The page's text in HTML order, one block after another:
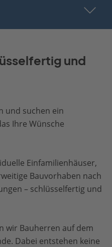
und
und suchen ein
Ihre Wünsche
Einfamilienhäuser,
Bauvorhaben nach
– schlüsselfertig und
wir Bauherren auf dem
Dabei entstehen keine